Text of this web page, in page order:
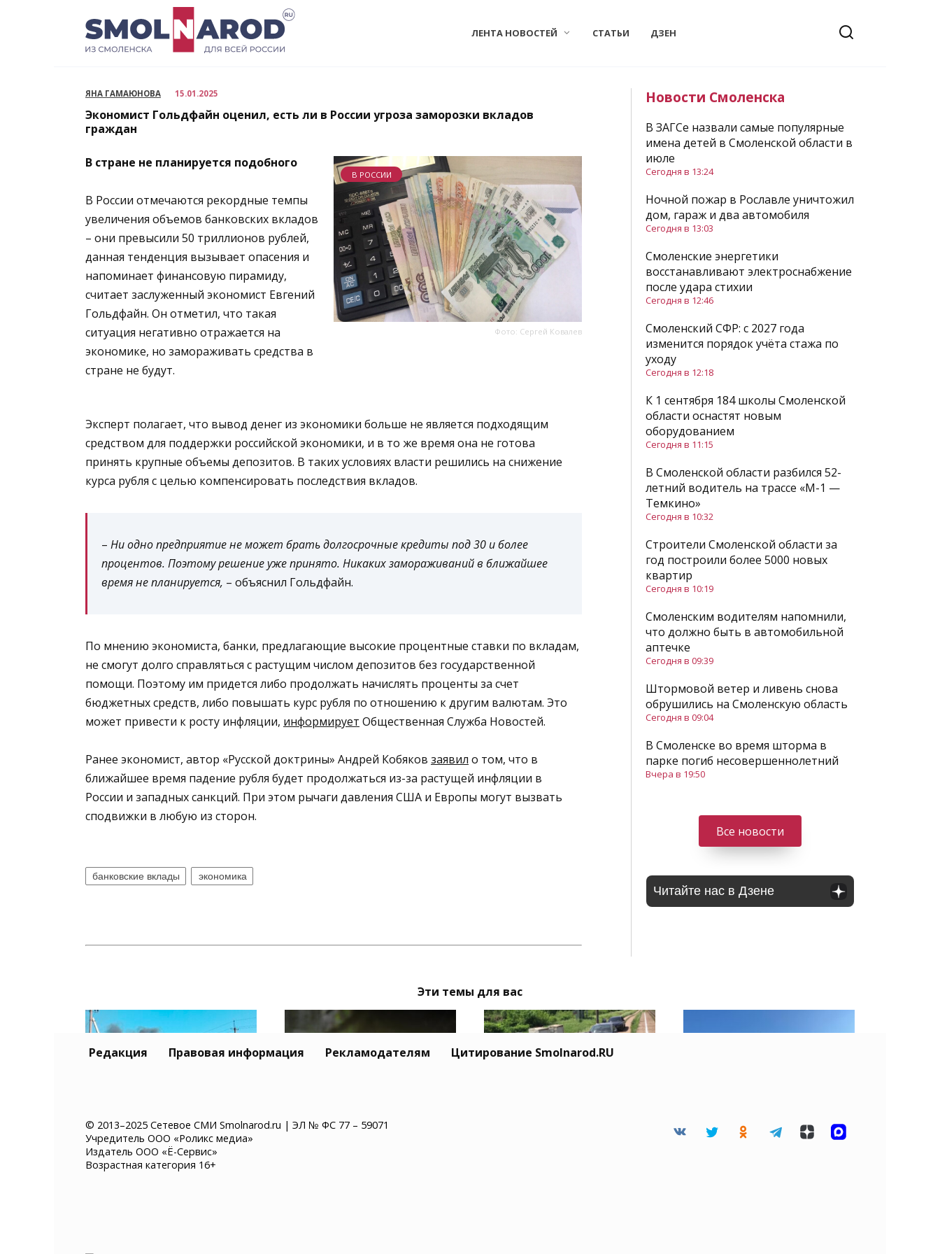
ЛЕНТА НОВОСТЕЙ СТАТЬИ ДЗЕН
ЯНА ГАМАЮНОВА 15.01.2025
Экономист Гольдфайн оценил, есть ли в России угроза заморозки вкладов
граждан
Фото: Сергей Ковалев
В РОССИИ
В стране не планируется подобного
В России отмечаются рекордные темпы
увеличения объемов банковских вкладов
– они превысили 50 триллионов рублей,
данная тенденция вызывает опасения и
напоминает финансовую пирамиду,
считает заслуженный экономист Евгений
Гольдфайн. Он отметил, что такая
ситуация негативно отражается на
экономике, но замораживать средства в
стране не будут.
Эксперт полагает, что вывод денег из экономики больше не является подходящим
средством для поддержки российской экономики, и в то же время она не готова
принять крупные объемы депозитов. В таких условиях власти решились на снижение
курса рубля с целью компенсировать последствия вкладов.
– Ни одно предприятие не может брать долгосрочные кредиты под 30 и более
процентов. Поэтому решение уже принято. Никаких замораживаний в ближайшее
время не планируется, – объяснил Гольдфайн.
По мнению экономиста, банки, предлагающие высокие процентные ставки по вкладам,
не смогут долго справляться с растущим числом депозитов без государственной
помощи. Поэтому им придется либо продолжать начислять проценты за счет
бюджетных средств, либо повышать курс рубля по отношению к другим валютам. Это
может привести к росту инфляции, информирует Общественная Служба Новостей.
Ранее экономист, автор «Русской доктрины» Андрей Кобяков заявил о том, что в
ближайшее время падение рубля будет продолжаться из-за растущей инфляции в
России и западных санкций. При этом рычаги давления США и Европы могут вызвать
сподвижки в любую из сторон.
банковские вклады экономика
Новости Смоленска
В ЗАГСе назвали самые популярные
имена детей в Смоленской области в
июле
Сегодня в 13:24
Ночной пожар в Рославле уничтожил
дом, гараж и два автомобиля
Сегодня в 13:03
Смоленские энергетики
восстанавливают электроснабжение
после удара стихии
Сегодня в 12:46
Смоленский СФР: c 2027 года
изменится порядок учёта стажа по
уходу
Сегодня в 12:18
К 1 сентября 184 школы Смоленской
области оснастят новым
оборудованием
Сегодня в 11:15
В Смоленской области разбился 52-
летний водитель на трассе «М-1 —
Темкино»
Сегодня в 10:32
Строители Смоленской области за
год построили более 5000 новых
квартир
Сегодня в 10:19
Смоленским водителям напомнили,
что должно быть в автомобильной
аптечке
Сегодня в 09:39
Штормовой ветер и ливень снова
обрушились на Смоленскую область
Сегодня в 09:04
В Смоленске во время шторма в
парке погиб несовершеннолетний
Вчера в 19:50
Все новости
Читайте нас в Дзене
Эти темы для вас
Склад Wildberries в
Самарской области
выгорел полностью
«Хорошие» облака
Редакция Правовая информация Рекламодателям Цитирование Smolnarod.RU
© 2013–2025 Сетевое СМИ Smolnarod.ru | ЭЛ № ФС 77 – 59071
Учредитель ООО «Роликс медиа»
Издатель ООО «Ё-Сервис»
Возрастная категория 16+